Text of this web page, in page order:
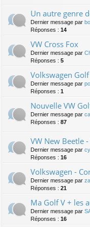
Un autre genre
Dernier message par
Réponses : 14
VW Cross Fox
Dernier message par
Réponses : 5
Volkswagen
Dernier message par
Réponses : 1
Nouvelle VW
Dernier message par
Réponses : 87
VW New Beetle
Dernier message par
Réponses : 16
Volkswagen -
Dernier message par
Réponses : 21
Ma Golf V + les
Dernier message par
Réponses : 16